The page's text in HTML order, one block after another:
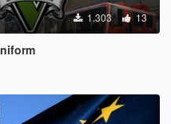
1.303 13